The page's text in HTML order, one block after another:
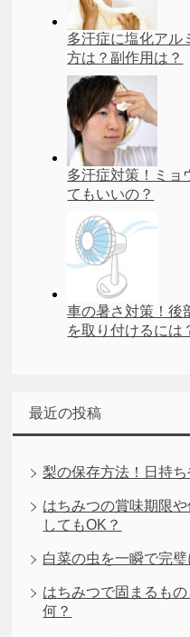
多汗症に塩化アル
方は？副作用は？
多汗症対策！ミョ
てもいいの？
車の暑さ対策！後
を取り付けるには
最近の投稿
梨の保存方法！日持ち
はちみつの賞味期限
してもOK？
白菜の虫を一瞬で完璧
はちみつで固まるも
何？